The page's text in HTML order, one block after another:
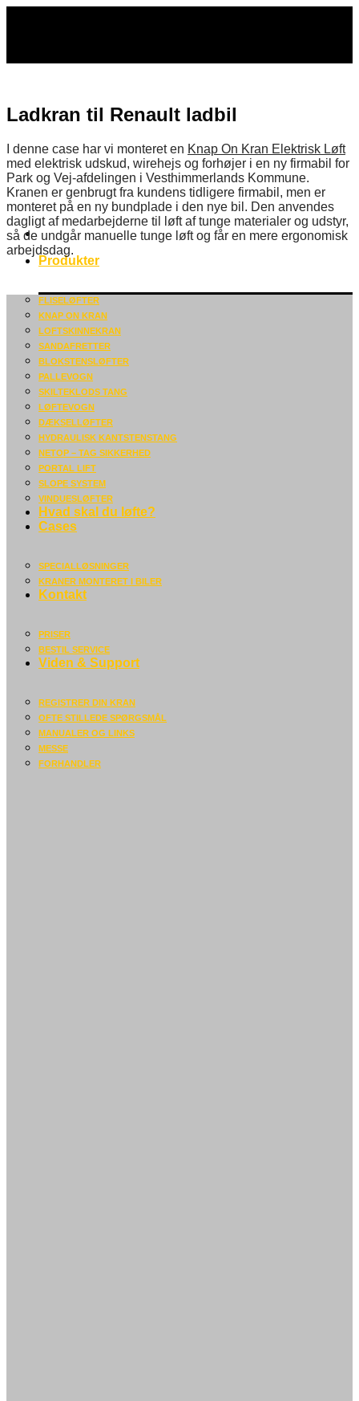
Produkter
FLISELØFTER
KNAP ON KRAN
LOFTSKINNEKRAN
SANDAFRETTER
BLOKSTENSLØFTER
PALLEVOGN
SKILTEKLODS TANG
LØFTEVOGN
DÆKSELLØFTER
HYDRAULISK KANTSTENSTANG
NETOP – TAG SIKKERHED
PORTAL LIFT
SLOPE SYSTEM
VINDUESLØFTER
Hvad skal du løfte?
Cases
SPECIALLØSNINGER
KRANER MONTERET I BILER
Kontakt
PRISER
BESTIL SERVICE
Viden & Support
REGISTRER DIN KRAN
OFTE STILLEDE SPØRGSMÅL
MANUALER OG LINKS
MESSE
FORHANDLER
Ladkran til Renault ladbil
I denne case har vi monteret en Knap On Kran Elektrisk Løft
med elektrisk udskud, wirehejs og forhøjer i en ny firmabil for
Park og Vej-afdelingen i Vesthimmerlands Kommune.
Kranen er genbrugt fra kundens tidligere firmabil, men er
monteret på en ny bundplade i den nye bil. Den anvendes
dagligt af medarbejderne til løft af tunge materialer og udstyr,
så de undgår manuelle tunge løft og får en mere ergonomisk
arbejdsdag.